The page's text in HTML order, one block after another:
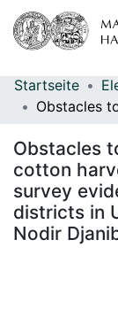
Bereiche &
Statistiken
Startseite
Obstacles
cotton
survey
districts in
Nodir